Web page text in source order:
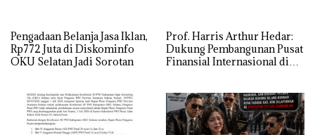
Pengadaan Belanja Jasa Iklan,
Rp772 Juta di Diskominfo
OKU Selatan Jadi Sorotan
Prof. Harris Arthur Hedar:
Dukung Pembangunan Pusat
Finansial Internasional di